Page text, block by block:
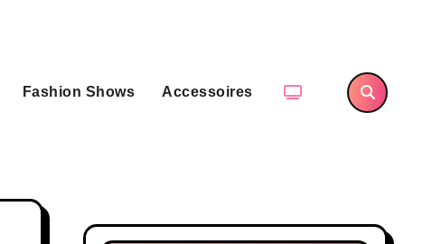
Fashion Shows Accessoires